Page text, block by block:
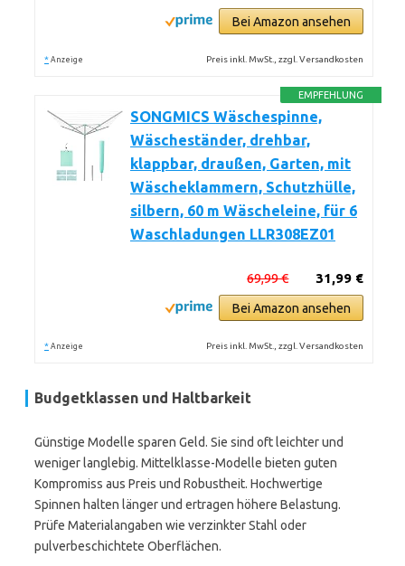
Bei Amazon ansehen
* Anzeige Preis inkl. MwSt., zzgl. Versandkosten
EMPFEHLUNG
SONGMICS Wäschespinne,
Wäscheständer, drehbar,
klappbar, draußen, Garten, mit
Wäscheklammern, Schutzhülle,
silbern, 60 m Wäscheleine, für 6
Waschladungen LLR308EZ01
31,99 €
69,99 €
Bei Amazon ansehen
* Anzeige Preis inkl. MwSt., zzgl. Versandkosten
Budgetklassen und Haltbarkeit
Günstige Modelle sparen Geld. Sie sind oft leichter und
weniger langlebig. Mittelklasse-Modelle bieten guten
Kompromiss aus Preis und Robustheit. Hochwertige
Spinnen halten länger und ertragen höhere Belastung.
Prüfe Materialangaben wie verzinkter Stahl oder
pulverbeschichtete Oberflächen.